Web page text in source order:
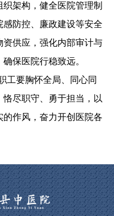
架构，健全医院管理制
防控、廉政建设等安全
供应，强化内部审计与
保医院行稳致远。
工要胸怀全局、同心同
尽职守、勇于担当，以
作风，奋力开创医院各